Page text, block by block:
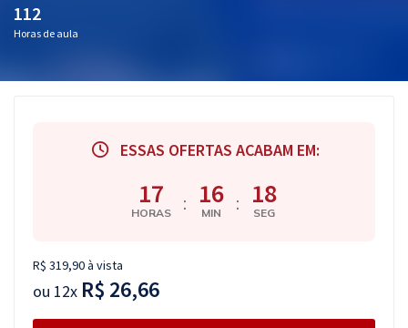
Pós
Blog
Aprovados
112
Horas de aula
ESSAS OFERTAS ACABAM EM:
17
HORAS : 16
MIN : 18
SEG
R$ 319,90 à vista
ou 12x R$ 26,66